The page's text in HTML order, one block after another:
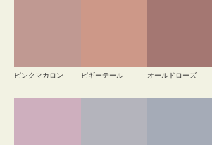
ピンクマカロン ピギーテール オールドローズ